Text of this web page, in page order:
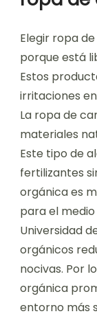
Elegir ropa
porque está
Estos
irritaciones
La ropa de
materiales
Este tipo de
fertilizantes
orgánica es
para el
Universidad
orgánicos
nocivas. Por
orgánica
entorno más